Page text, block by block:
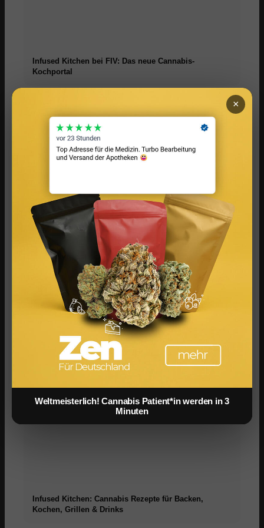
Infused Kitchen bei FIV: Das neue Cannabis-
Kochportal
Cannabis Drinks: Smoothies, Tee, Golden Milk &
Rezepte
Cannabis Grillen: BBQ, Marinaden & Rezepte für den
Sommer
Infused Kitchen: Cannabis Rezepte für Backen,
Kochen, Grillen & Drinks
Weltmeisterlich! Cannabis Patient*in werden in 3
Minuten
×